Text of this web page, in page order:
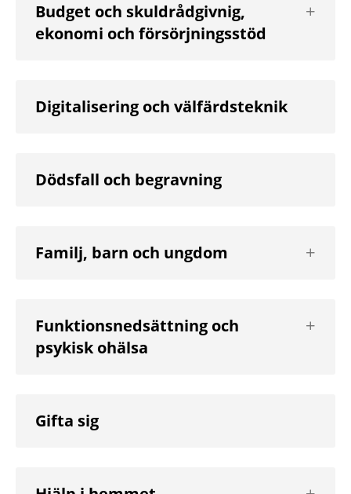
Budget och skuldrådgivnig,
ekonomi och försörjningsstöd
nästa
Digitalisering och välfärdsteknik
Dödsfall och begravning
Familj, barn och ungdom
nästa
Funktionsnedsättning och
psykisk ohälsa
nästa
Gifta sig